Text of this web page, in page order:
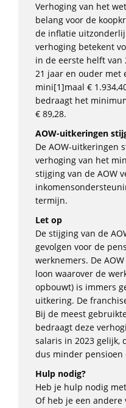
Verhoging van het
belang voor de
de inflatie
verhoging betekent
in de eerste helft van
21 jaar en ouder met
mini[1]maal €
bedraagt het
€ 89,28.
AOW-uitkeringen
De AOW-uitkeringen
verhoging van het
stijging van de AOW
termijn.
Let op
De stijging van de
gevolgen voor de
werknemers. De
loon waarover de
opbouwt) is immers
uitkering. De
Bij de meest
bedraagt deze
salaris in 2023 gelijk,
dus minder pensioen
Hulp nodig?
Heb je hulp nodig
Of heb je een andere